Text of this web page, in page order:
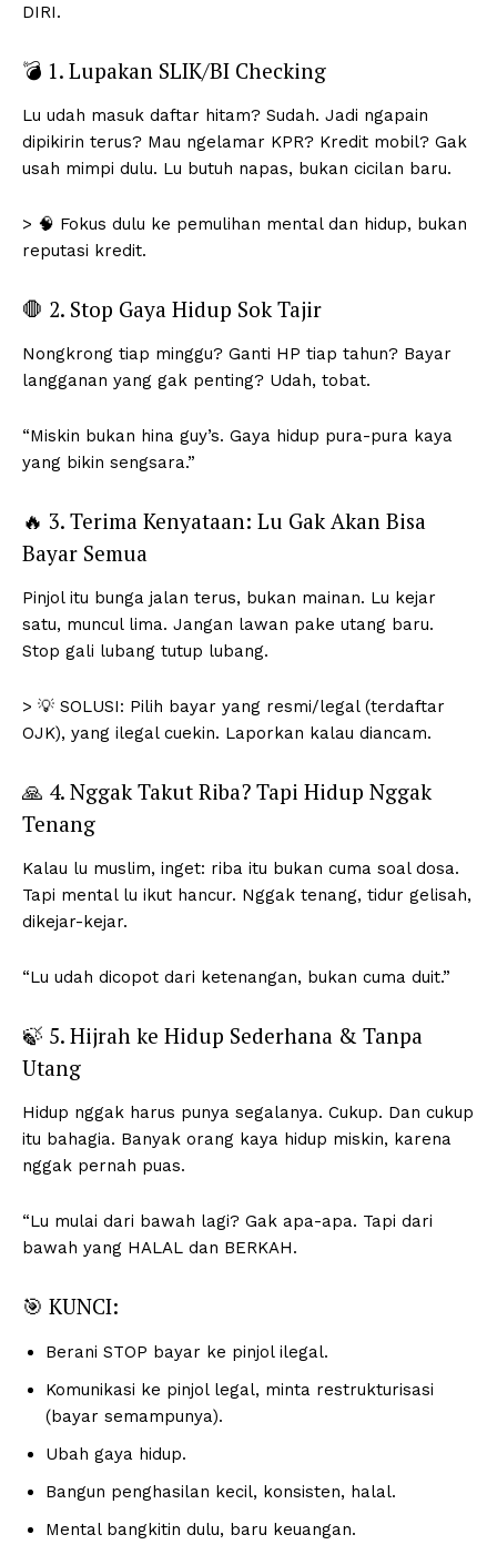
DIRI.
💣 1. Lupakan SLIK/BI Checking
Lu udah masuk daftar hitam? Sudah. Jadi ngapain
dipikirin terus? Mau ngelamar KPR? Kredit mobil? Gak
usah mimpi dulu. Lu butuh napas, bukan cicilan baru.
> 🧠 Fokus dulu ke pemulihan mental dan hidup, bukan
reputasi kredit.
🛑 2. Stop Gaya Hidup Sok Tajir
Nongkrong tiap minggu? Ganti HP tiap tahun? Bayar
langganan yang gak penting? Udah, tobat.
“Miskin bukan hina guy’s. Gaya hidup pura-pura kaya
yang bikin sengsara.”
🔥 3. Terima Kenyataan: Lu Gak Akan Bisa
Bayar Semua
Pinjol itu bunga jalan terus, bukan mainan. Lu kejar
satu, muncul lima. Jangan lawan pake utang baru.
Stop gali lubang tutup lubang.
> 💡 SOLUSI: Pilih bayar yang resmi/legal (terdaftar
OJK), yang ilegal cuekin. Laporkan kalau diancam.
🙏 4. Nggak Takut Riba? Tapi Hidup Nggak
Tenang
Kalau lu muslim, inget: riba itu bukan cuma soal dosa.
Tapi mental lu ikut hancur. Nggak tenang, tidur gelisah,
dikejar-kejar.
“Lu udah dicopot dari ketenangan, bukan cuma duit.”
🍃 5. Hijrah ke Hidup Sederhana & Tanpa
Utang
Hidup nggak harus punya segalanya. Cukup. Dan cukup
itu bahagia. Banyak orang kaya hidup miskin, karena
nggak pernah puas.
“Lu mulai dari bawah lagi? Gak apa-apa. Tapi dari
bawah yang HALAL dan BERKAH.
🎯 KUNCI:
Berani STOP bayar ke pinjol ilegal.
Komunikasi ke pinjol legal, minta restrukturisasi
(bayar semampunya).
Ubah gaya hidup.
Bangun penghasilan kecil, konsisten, halal.
Mental bangkitin dulu, baru keuangan.